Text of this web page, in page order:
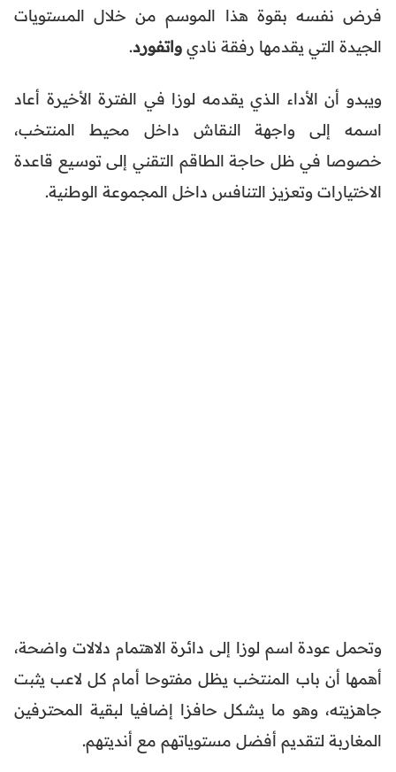
فرض نفسه بقوة هذا الموسم من خلال المستويات
الجيدة التي يقدمها رفقة نادي واتفورد.
ويبدو أن الأداء الذي يقدمه لوزا في الفترة الأخيرة أعاد
اسمه إلى واجهة النقاش داخل محيط المنتخب،
خصوصا في ظل حاجة الطاقم التقني إلى توسيع قاعدة
الاختيارات وتعزيز التنافس داخل المجموعة الوطنية.
وتحمل عودة اسم لوزا إلى دائرة الاهتمام دلالات واضحة،
أهمها أن باب المنتخب يظل مفتوحا أمام كل لاعب يثبت
جاهزيته، وهو ما يشكل حافزا إضافيا لبقية المحترفين
المغاربة لتقديم أفضل مستوياتهم مع أنديتهم.